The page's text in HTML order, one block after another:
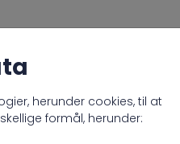
herunder cookies, til at
formål, herunder: